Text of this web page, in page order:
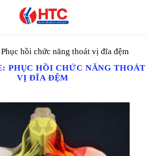
Phục hồi chức năng thoát vị đĩa đệm
PHỤC HỒI CHỨC NĂNG THOÁT
VỊ ĐĨA ĐỆM